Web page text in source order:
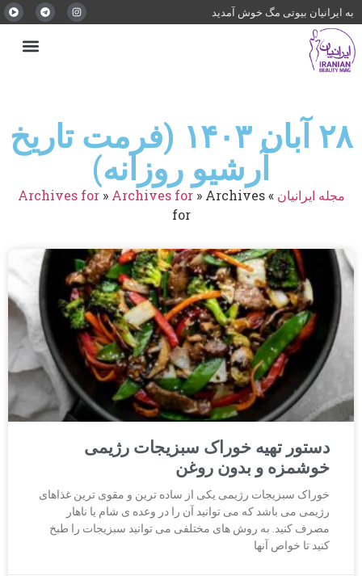
به ایرانیان بیوتی مگ خوش آمدید
۲۸ آبان ۱۴۰۳ (فرمت تاریخ
آرشیو روزانه)
مجله ایرانیان »
Archives for» Archives for» Archives
for
دستور تهیه خوراک سبزیجات رژیمی
خوشمزه و بدون روغن
خوراک سبزیجات رژیمی یکی از ساده ترین و مقوی ترین غذاهای
رژیمی می باشد که می توانید آن را در وعده ی شام یا ناهار
مصرف کنید. به روش های مختلفی می توانید سبزیجات را طبخ
کنید تا خواص آنها